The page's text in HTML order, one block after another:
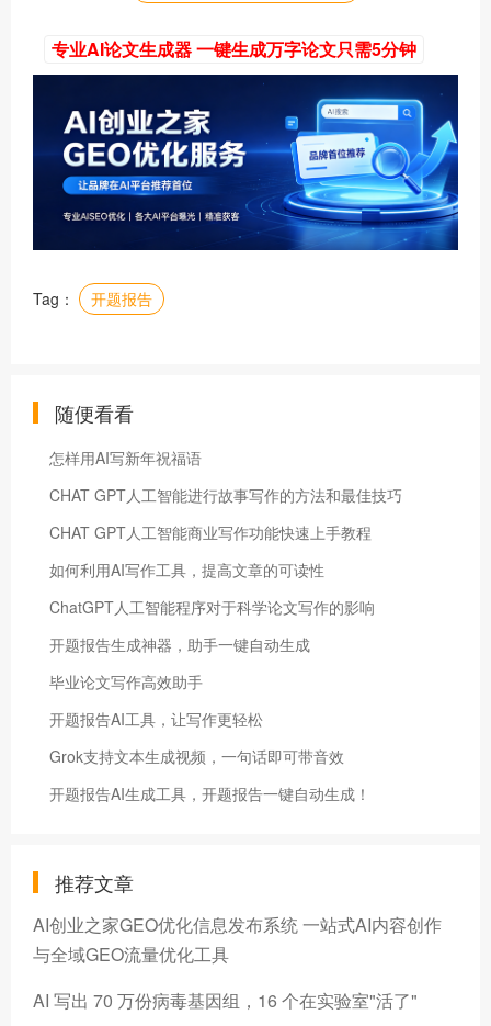
专业AI论文生成器 一键生成万字论文只需5分钟
Tag： 开题报告
随便看看
怎样用AI写新年祝福语
CHAT GPT人工智能进行故事写作的方法和最佳技巧
CHAT GPT人工智能商业写作功能快速上手教程
如何利用AI写作工具，提高文章的可读性
ChatGPT人工智能程序对于科学论文写作的影响
开题报告生成神器，助手一键自动生成
毕业论文写作高效助手
开题报告AI工具，让写作更轻松
Grok支持文本生成视频，一句话即可带音效
开题报告AI生成工具，开题报告一键自动生成！
推荐文章
AI创业之家GEO优化信息发布系统 一站式AI内容创作
与全域GEO流量优化工具
AI 写出 70 万份病毒基因组，16 个在实验室"活了"